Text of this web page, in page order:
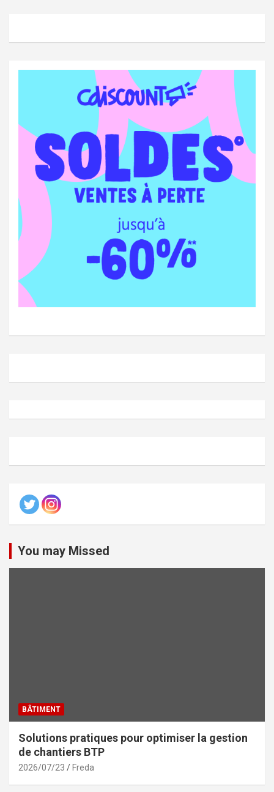
You may Missed
BÂTIMENT
Solutions pratiques pour optimiser la gestion
de chantiers BTP
2026/07/23 Freda